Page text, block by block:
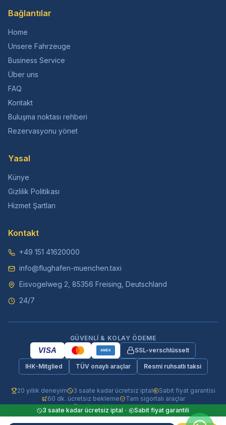
Bağlantılar
Home
Unsere Fahrzeuge
Business Service
Über uns
FAQ
Kontakt
Buluşma noktası rehberi
Rezervasyonu yönet
Yasal
Künye
Gizlilik Politikası
Hizmet Şartları
Kontakt
+49 151 41620000
info@flughafen-muenchen.taxi
Eisvogelweg 2, 85356 Freising, Deutschland
24/7
GÜVENLI & KOLAY ÖDEME
VISA AMEX SSL-verschlüsselt
IHK-Mitglied TÜV onaylı araçlar Resmi ruhsatlı taksi
20 yıllık deneyim 3 saate kadar ücretsiz iptal
Sabit fiyat garantisi
60 dk. ücretsiz bekleme
Tam sigortalı araçlar
24/7 telefon & WhatsApp
3 saate kadar ücretsiz iptal · Sabit fiyat garantili